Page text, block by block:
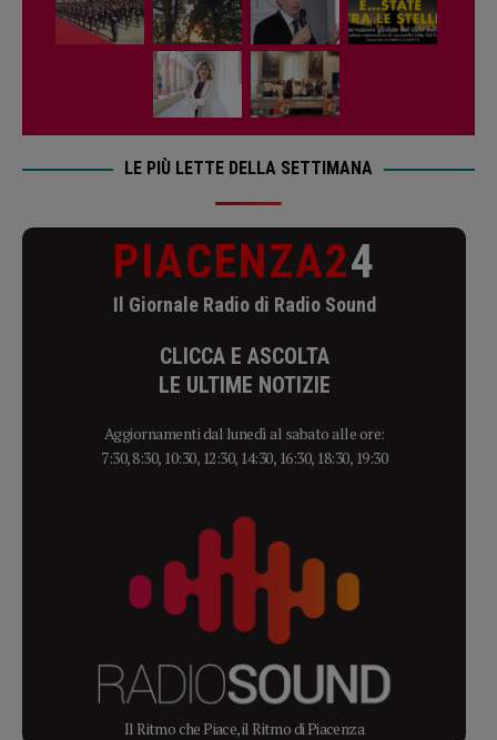
LE PIÙ LETTE DELLA SETTIMANA
PIACENZA24
Il Giornale Radio di Radio Sound
CLICCA E ASCOLTA
LE ULTIME NOTIZIE
Aggiornamenti dal lunedì al sabato alle ore:
7:30, 8:30, 10:30, 12:30, 14:30, 16:30, 18:30, 19:30
Il Ritmo che Piace, il Ritmo di Piacenza